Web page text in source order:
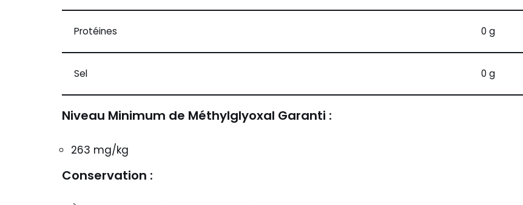
Protéines 0 g
Sel 0 g
Niveau Minimum de Méthylglyoxal Garanti :
263 mg/kg
Conservation :